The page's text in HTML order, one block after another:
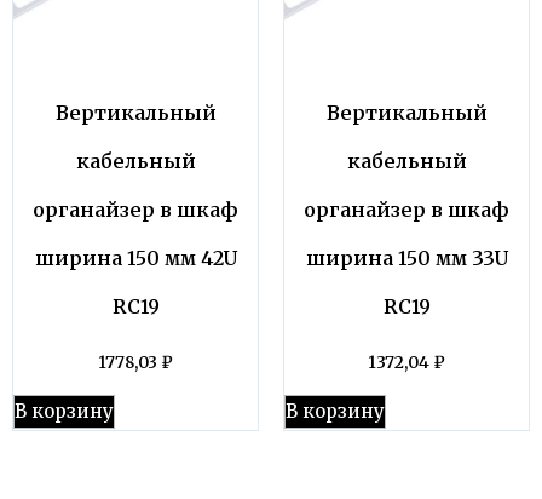
Вертикальный
кабельный
органайзер в шкаф
ширина 150 мм 42U
RC19
1778,03 ₽
В корзину
Вертикальный
кабельный
органайзер в шкаф
ширина 150 мм 33U
RC19
1372,04 ₽
В корзину